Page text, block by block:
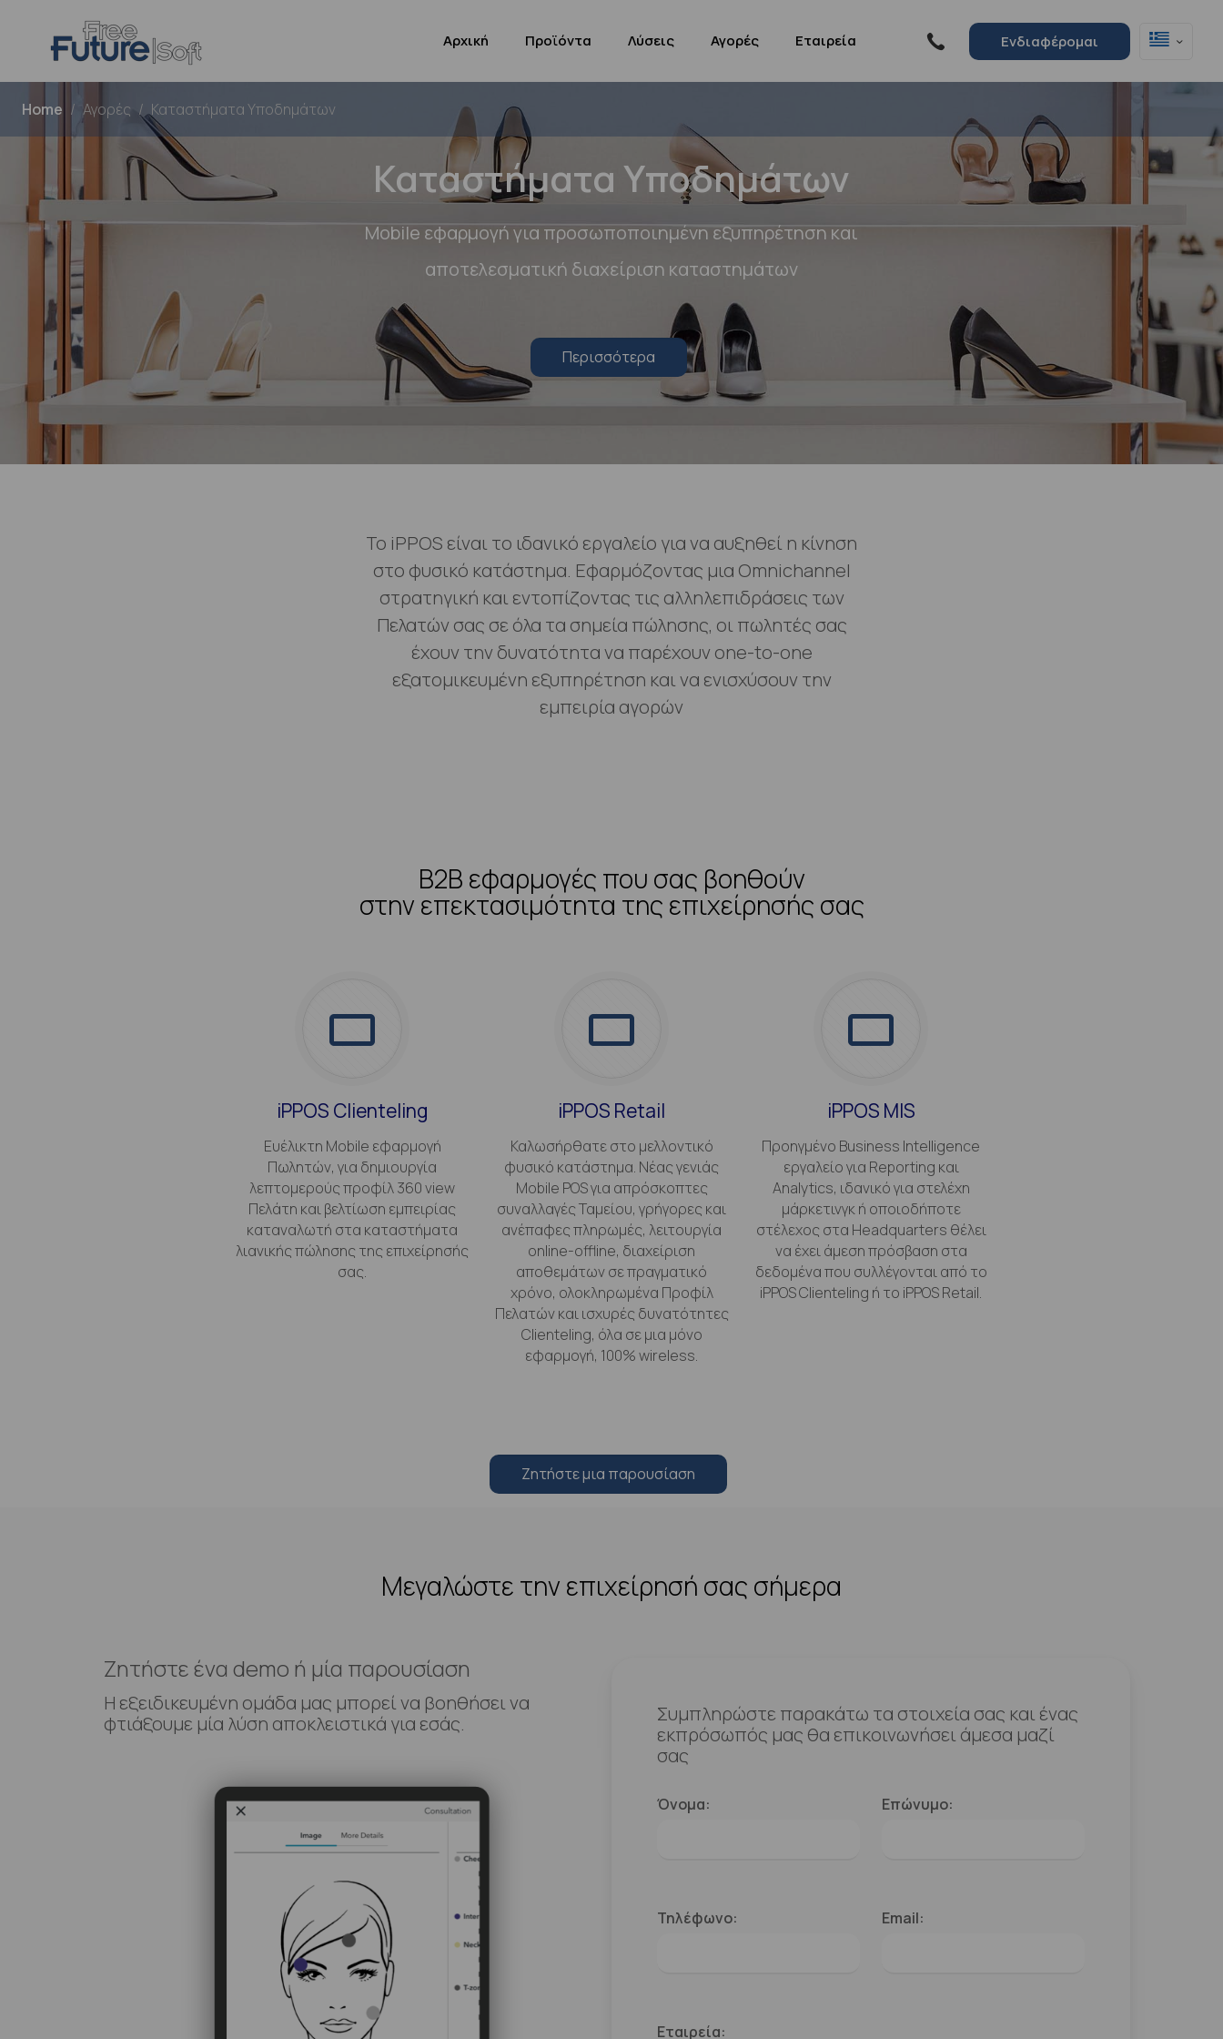
Αρχική Προϊόντα Λύσεις Αγορές Εταιρεία Ενδιαφέρομαι
Home Αγορές Καταστήματα Υποδημάτων
Καταστήματα Υποδημάτων
Mobile εφαρμογή για προσωποποιημένη εξυπηρέτηση και
αποτελεσματική διαχείριση καταστημάτων
Περισσότερα
Το iPPOS είναι το ιδανικό εργαλείο για να αυξηθεί η κίνηση
στο φυσικό κατάστημα. Εφαρμόζοντας μια Omnichannel
στρατηγική και εντοπίζοντας τις αλληλεπιδράσεις των
Πελατών σας σε όλα τα σημεία πώλησης, οι πωλητές σας
έχουν την δυνατότητα να παρέχουν one-to-one
εξατομικευμένη εξυπηρέτηση και να ενισχύσουν την
εμπειρία αγορών
B2B εφαρμογές που σας βοηθούν
στην επεκτασιμότητα της επιχείρησής σας
iPPOS Clienteling
Ευέλικτη Mobile εφαρμογή
Πωλητών, για δημιουργία
λεπτομερούς προφίλ 360 view
Πελάτη και βελτίωση εμπειρίας
καταναλωτή στα καταστήματα
λιανικής πώλησης της επιχείρησής
σας.
iPPOS Retail
Καλωσήρθατε στο μελλοντικό
φυσικό κατάστημα. Νέας γενιάς
Mobile POS για απρόσκοπτες
συναλλαγές Ταμείου, γρήγορες και
ανέπαφες πληρωμές, λειτουργία
online-offline, διαχείριση
αποθεμάτων σε πραγματικό
χρόνο, ολοκληρωμένα Προφίλ
Πελατών και ισχυρές δυνατότητες
Clienteling, όλα σε μια μόνο
εφαρμογή, 100% wireless.
iPPOS MIS
Προηγμένο Business Intelligence
εργαλείο για Reporting και
Analytics, ιδανικό για στελέχη
μάρκετινγκ ή οποιοδήποτε
στέλεχος στα Headquarters θέλει
να έχει άμεση πρόσβαση στα
δεδομένα που συλλέγονται από το
iPPOS Clienteling ή το iPPOS Retail.
Zητήστε μια παρουσίαση
Μεγαλώστε την επιχείρησή σας σήμερα
Ζητήστε ένα demo ή μία παρουσίαση
Η εξειδικευμένη ομάδα μας μπορεί να βοηθήσει να
φτιάξουμε μία λύση αποκλειστικά για εσάς.
Συμπληρώστε παρακάτω τα στοιχεία σας και ένας
εκπρόσωπός μας θα επικοινωνήσει άμεσα μαζί
σας
Όνομα: Επώνυμο:
Τηλέφωνο: Email:
Εταιρεία: